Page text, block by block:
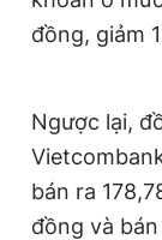
bản. Phát triển
đồng, giảm
Ngược lại,
bán ra
đồng và